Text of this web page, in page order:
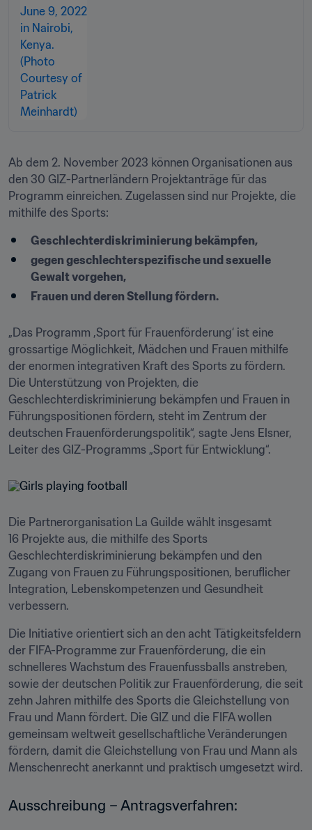
Ab dem 2. November 2023 können Organisationen aus
den 30 GIZ-Partnerländern Projektanträge für das
Programm einreichen. Zugelassen sind nur Projekte, die
mithilfe des Sports:
Geschlechterdiskriminierung bekämpfen,
gegen geschlechterspezifische und sexuelle
Gewalt vorgehen,
Frauen und deren Stellung fördern.
„Das Programm ,Sport für Frauenförderung‘ ist eine
grossartige Möglichkeit, Mädchen und Frauen mithilfe
der enormen integrativen Kraft des Sports zu fördern.
Die Unterstützung von Projekten, die
Geschlechterdiskriminierung bekämpfen und Frauen in
Führungspositionen fördern, steht im Zentrum der
deutschen Frauenförderungspolitik“, sagte Jens Elsner,
Leiter des GIZ-Programms „Sport für Entwicklung“.
Die Partnerorganisation La Guilde wählt insgesamt
16 Projekte aus, die mithilfe des Sports
Geschlechterdiskriminierung bekämpfen und den
Zugang von Frauen zu Führungspositionen, beruflicher
Integration, Lebenskompetenzen und Gesundheit
verbessern.
Die Initiative orientiert sich an den acht Tätigkeitsfeldern
der FIFA-Programme zur Frauenförderung, die ein
schnelleres Wachstum des Frauenfussballs anstreben,
sowie der deutschen Politik zur Frauenförderung, die seit
zehn Jahren mithilfe des Sports die Gleichstellung von
Frau und Mann fördert. Die GIZ und die FIFA wollen
gemeinsam weltweit gesellschaftliche Veränderungen
fördern, damit die Gleichstellung von Frau und Mann als
Menschenrecht anerkannt und praktisch umgesetzt wird.
Ausschreibung – Antragsverfahren: